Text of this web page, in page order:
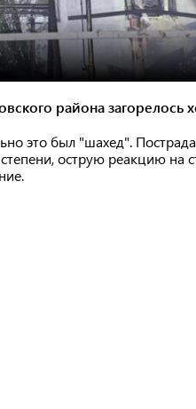
района загорелось
это был "шахед".
острую реакцию на